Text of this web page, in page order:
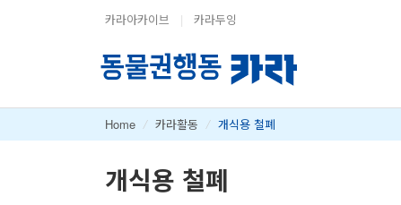
카라아카이브 | 카라두잉
Home / 카라활동 / 개식용 철폐
개식용 철폐